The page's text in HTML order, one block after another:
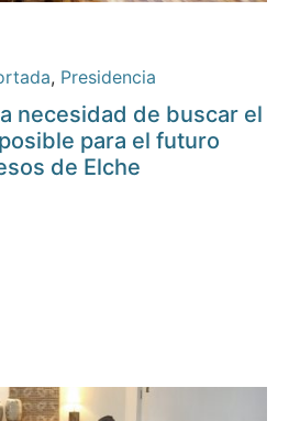
, Presidencia
necesidad de buscar el
para el futuro
de Elche